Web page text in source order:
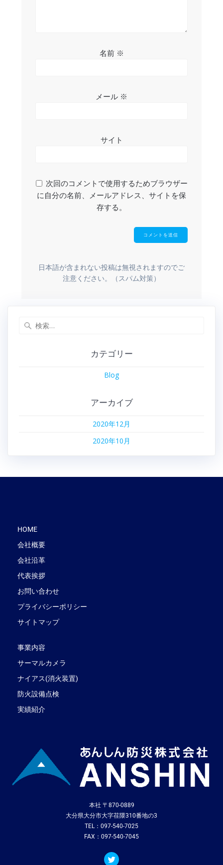
名前 ※
メール ※
サイト
次回のコメントで使用するためブラウザー
に自分の名前、メールアドレス、サイトを保
存する。
日本語が含まれない投稿は無視されますのでご
注意ください。（スパム対策）
カテゴリー
Blog
アーカイブ
2020年12月
2020年10月
HOME
会社概要
会社沿革
代表挨拶
お問い合わせ
プライバシーポリシー
サイトマップ
事業内容
サーマルカメラ
ナイアス(消火装置)
防火設備点検
実績紹介
本社 〒870-0889
大分県大分市大字荏隈310番地の3
TEL：097-540-7025
FAX：097-540-7045